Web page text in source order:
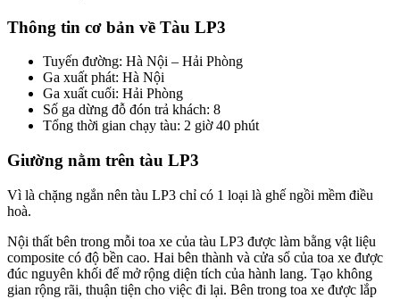
Thông tin cơ bản về Tàu LP3
Tuyến đường: Hà Nội – Hải Phòng
Ga xuất phát: Hà Nội
Ga xuất cuối: Hải Phòng
Số ga dừng đỗ đón trả khách: 8
Tổng thời gian chạy tàu: 2 giờ 40 phút
Giường nằm trên tàu LP3
Vì là chặng ngắn nên tàu LP3 chỉ có 1 loại là ghế ngồi mềm điều
hoà.
Nội thất bên trong mỗi toa xe của tàu LP3 được làm bằng vật liệu
composite có độ bền cao. Hai bên thành và cửa sổ của toa xe được
đúc nguyên khối để mở rộng diện tích của hành lang. Tạo không
gian rộng rãi, thuận tiện cho việc đi lại. Bên trong toa xe được lắp